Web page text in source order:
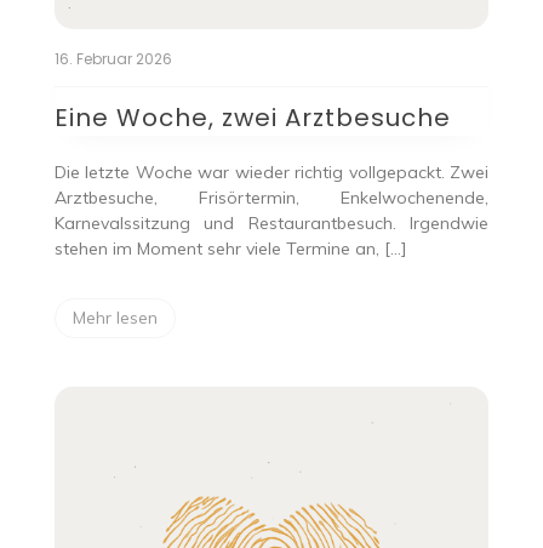
16. Februar 2026
Eine Woche, zwei Arztbesuche
Die letzte Woche war wieder richtig vollgepackt. Zwei
Arztbesuche, Frisörtermin, Enkelwochenende,
Karnevalssitzung und Restaurantbesuch. Irgendwie
stehen im Moment sehr viele Termine an, […]
Mehr lesen